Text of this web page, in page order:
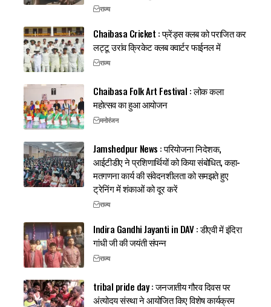
राज्य
Chaibasa Cricket : फ्रेंड्स क्लब को पराजित कर
लट्टू उरांव क्रिकेट क्लब क्वार्टर फाईनल में
राज्य
Chaibasa Folk Art Festival : लोक कला
महोत्सव का हुआ आयोजन
मनोरंजन
Jamshedpur News : परियोजना निदेशक,
आईटीडीए ने प्रशिणार्थियों को किया संबोधित, कहा-
मतगणना कार्य की संवेदनशीलता को समझते हुए
ट्रेनिंग में शंकाओं को दूर करें
राज्य
Indira Gandhi Jayanti in DAV : डीएवी में इंदिरा
गांधी जी की जयंती संपन्न
राज्य
tribal pride day : जनजातीय गौरव दिवस पर
अंत्योदय संस्था ने आयोजित किए विशेष कार्यक्रम